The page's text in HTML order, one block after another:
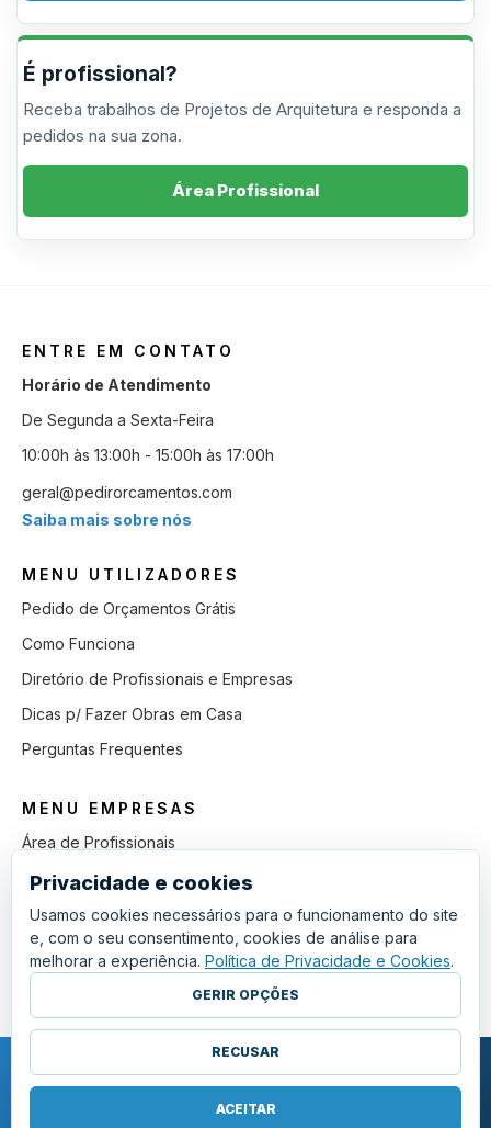
É profissional?
Receba trabalhos de Projetos de Arquitetura e responda a
pedidos na sua zona.
Área Profissional
ENTRE EM CONTATO
Horário de Atendimento
De Segunda a Sexta-Feira
10:00h às 13:00h - 15:00h às 17:00h
geral@pedirorcamentos.com
Saiba mais sobre nós
MENU UTILIZADORES
Pedido de Orçamentos Grátis
Como Funciona
Diretório de Profissionais e Empresas
Dicas p/ Fazer Obras em Casa
Perguntas Frequentes
MENU EMPRESAS
Área de Profissionais
Como Funciona
Lista de Pedidos em Aberto
Como Ganhar mais Obras
Perguntas Frequentes
COPYRIGHT © 2011 - 2026 SGSI. TODOS OS DIREITOS RESERVADOS.
POLÍTICA DE PRIVACIDADE E COOKIES
Privacidade e cookies
Usamos cookies necessários para o funcionamento do site
e, com o seu consentimento, cookies de análise para
melhorar a experiência. Política de Privacidade e Cookies.
GERIR OPÇÕES
RECUSAR
ACEITAR